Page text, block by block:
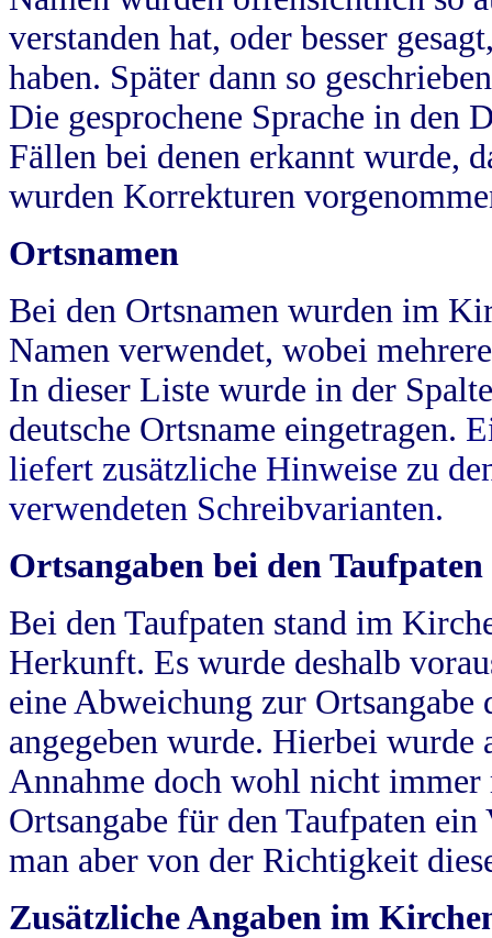
verstanden hat, oder besser
haben. Später dann so
Die gesprochene Sprache in
Fällen bei denen erkannt wurde,
wurden Korrekturen
Ortsnamen
Bei den Ortsnamen wurden im
Namen verwendet, wobei
In dieser Liste wurde in der
deutsche Ortsname eingetragen.
liefert zusätzliche Hinweise zu
verwendeten Schreibvarianten.
Ortsangaben bei den Taufpaten
Bei den Taufpaten stand im
Herkunft. Es wurde deshalb
eine Abweichung zur
angegeben wurde. Hierbei wurde
Annahme doch wohl nicht
Ortsangabe für den Taufpaten
man aber von der Richtigkeit
Zusätzliche Angaben im